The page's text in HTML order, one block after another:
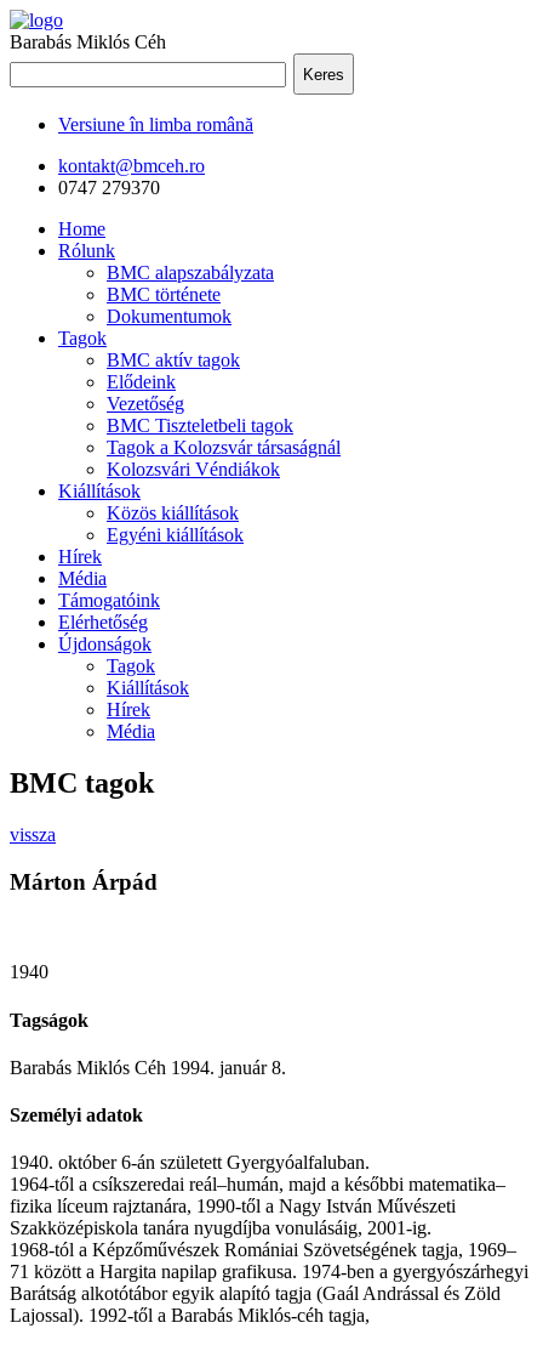
Barabás Miklós Céh
Keres
Versiune în limba română
kontakt@bmceh.ro
0747 279370
Home
Rólunk
BMC alapszabályzata
BMC története
Dokumentumok
Tagok
BMC aktív tagok
Elődeink
Vezetőség
BMC Tiszteletbeli tagok
Tagok a Kolozsvár társaságnál
Kolozsvári Véndiákok
Kiállítások
Közös kiállítások
Egyéni kiállítások
Hírek
Média
Támogatóink
Elérhetőség
Újdonságok
Tagok
Kiállítások
Hírek
Média
BMC tagok
vissza
Márton Árpád
1940
Tagságok
Barabás Miklós Céh 1994. január 8.
Személyi adatok
1940. október 6-án született Gyergyóalfaluban.
1964-től a csíkszeredai reál–humán, majd a későbbi matematika–
fizika líceum rajztanára, 1990-től a Nagy István Művészeti
Szakközépiskola tanára nyugdíjba vonulásáig, 2001-ig.
1968-tól a Képzőművészek Romániai Szövetségének tagja, 1969–
71 között a Hargita napilap grafikusa. 1974-ben a gyergyószárhegyi
Barátság alkotótábor egyik alapító tagja (Gaál Andrással és Zöld
Lajossal). 1992-től a Barabás Miklós-céh tagja,